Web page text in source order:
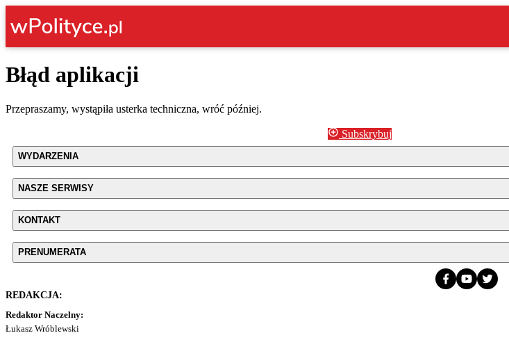
Błąd aplikacji
Przepraszamy, wystąpiła usterka techniczna, wróć później.
Subskrybuj
WYDARZENIA
NASZE SERWISY
KONTAKT
PRENUMERATA
REDAKCJA:
Redaktor Naczelny:
Łukasz Wróblewski